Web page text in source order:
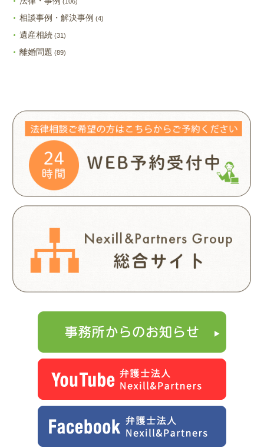
相談事例・解決事例 (4)
遺産相続(31)
離婚問題 (89)